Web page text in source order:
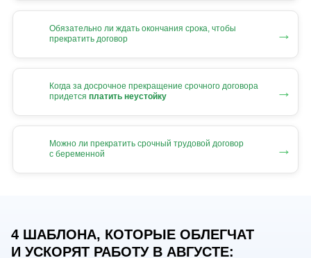
Обязательно ли ждать окончания срока, чтобы
прекратить договор
→
Когда за досрочное прекращение срочного договора
придется платить неустойку →
Можно ли прекратить срочный трудовой договор
с беременной
→
4 ШАБЛОНА, КОТОРЫЕ ОБЛЕГЧАТ
И УСКОРЯТ РАБОТУ В АВГУСТЕ: